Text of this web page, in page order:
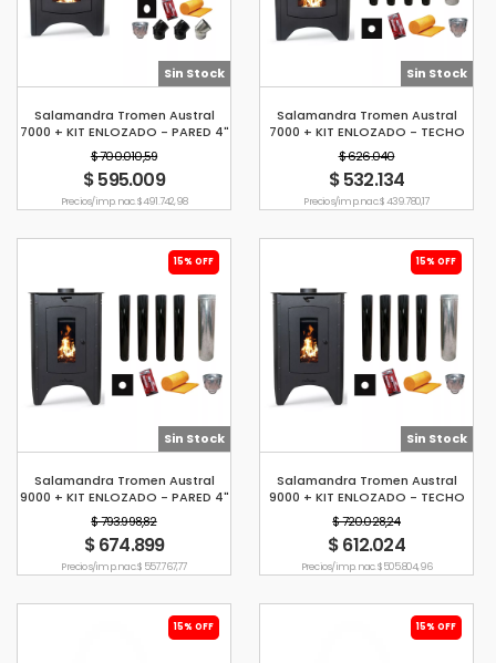
Sin Stock
Salamandra Tromen Austral
7000 + KIT ENLOZADO - PARED 4"
$ 700.010,59
$ 595.009
Precio s/imp. nac. $ 491.742,98
Sin Stock
Salamandra Tromen Austral
7000 + KIT ENLOZADO - TECHO
4"
$ 626.040
$ 532.134
Precio s/imp. nac. $ 439.780,17
15% OFF
Sin Stock
Salamandra Tromen Austral
9000 + KIT ENLOZADO - PARED 4"
$ 793.998,82
$ 674.899
Precio s/imp. nac. $ 557.767,77
15% OFF
Sin Stock
Salamandra Tromen Austral
9000 + KIT ENLOZADO - TECHO
4"
$ 720.028,24
$ 612.024
Precio s/imp. nac. $ 505.804,96
15% OFF 15% OFF